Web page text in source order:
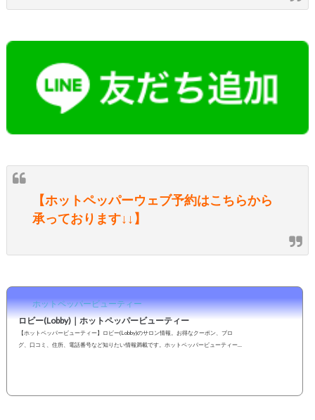
【ホットペッパーウェブ予約はこちらから
承っております↓↓】
ホットペッパービューティー
ロビー(Lobby)｜ホットペッパービューティー
【ホットペッパービューティー】ロビー(Lobby)のサロン情報。お得なクーポン、ブロ
グ、口コミ、住所、電話番号など知りたい情報満載です。ホットペッパービューティー